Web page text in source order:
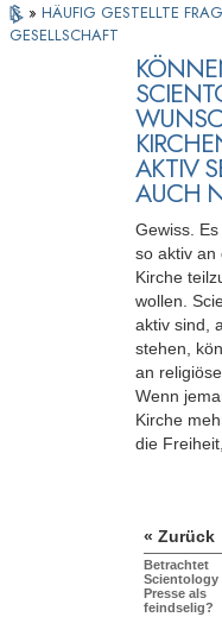
» HÄUFIG GESTELLTE
GESELLSCHAFT
AKTIV
AUCH
Gewiss.
so aktiv an
Kirche
wollen.
aktiv sind,
stehen,
an
Wenn
Kirche
die
« Zurück
Betrachtet
Scientology
Presse als
feindselig?